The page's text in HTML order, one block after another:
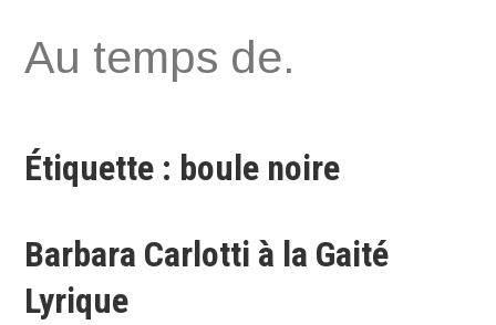
au
Au temps de.
Étiquette : boule noire
Barbara Carlotti à la Gaité
Lyrique